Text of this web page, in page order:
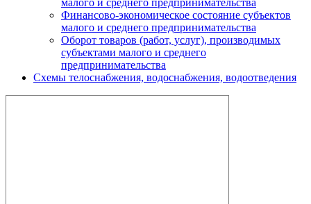
малого и среднего предпринимательства
Финансово-экономическое состояние субъектов
малого и среднего предпринимательства
Оборот товаров (работ, услуг), производимых
субъектами малого и среднего
предпринимательства
Схемы телоснабжения, водоснабжения, водоотведения